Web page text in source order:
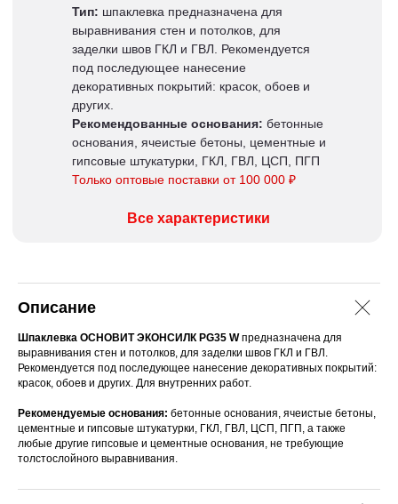
Все характеристики
Тип: шпаклевка предназначена для
выравнивания стен и потолков, для
заделки швов ГКЛ и ГВЛ. Рекомендуется
под последующее нанесение
декоративных покрытий: красок, обоев и
других.
Рекомендованные основания: бетонные
основания, ячеистые бетоны, цементные и
гипсовые штукатурки, ГКЛ, ГВЛ, ЦСП, ПГП
Только оптовые поставки от 100 000 ₽
Описание
Шпаклевка ОСНОВИТ ЭКОНСИЛК PG35 Wпредназначена для
выравнивания стен и потолков, для заделки швов ГКЛ и ГВЛ.
Рекомендуется под последующее нанесение декоративных покрытий:
красок, обоев и других. Для внутренних работ.
Рекомендуемые основания: бетонные основания, ячеистые бетоны,
цементные и гипсовые штукатурки, ГКЛ, ГВЛ, ЦСП, ПГП, а также
любые другие гипсовые и цементные основания, не требующие
толстослойного выравнивания.